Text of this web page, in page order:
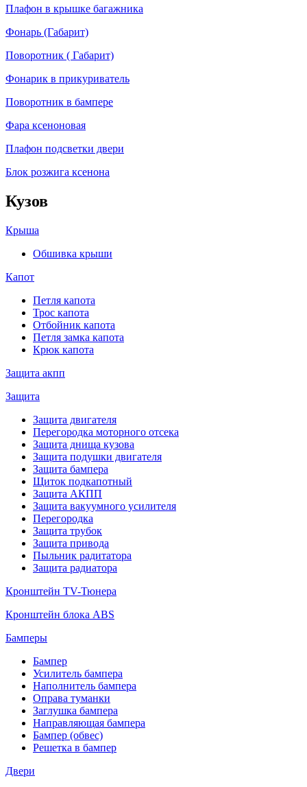
Плафон в крышке багажника
Фонарь (Габарит)
Поворотник ( Габарит)
Фонарик в прикуриватель
Поворотник в бампере
Фара ксеноновая
Плафон подсветки двери
Блок розжига ксенона
Кузов
Крыша
Обшивка крыши
Капот
Петля капота
Трос капота
Отбойник капота
Петля замка капота
Крюк капота
Защита акпп
Защита
Защита двигателя
Перегородка моторного отсека
Защита днища кузова
Защита подушки двигателя
Защита бампера
Щиток подкапотный
Защита АКПП
Защита вакуумного усилителя
Перегородка
Защита трубок
Защита привода
Пыльник радитатора
Защита радиатора
Кронштейн TV-Тюнера
Кронштейн блока ABS
Бамперы
Бампер
Усилитель бампера
Наполнитель бампера
Оправа туманки
Заглушка бампера
Направляющая бампера
Бампер (обвес)
Решетка в бампер
Двери